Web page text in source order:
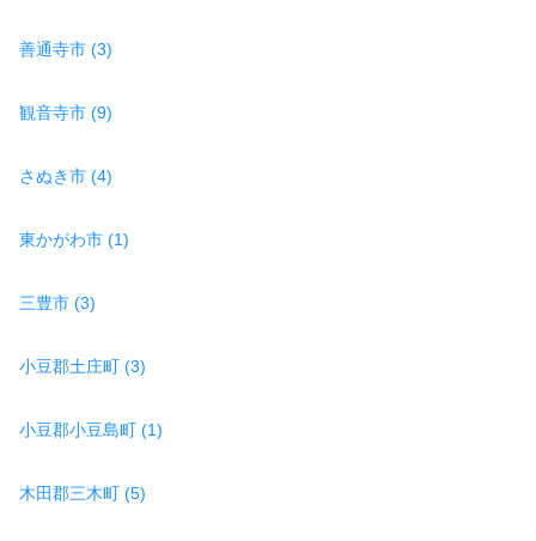
善通寺市 (3)
観音寺市 (9)
さぬき市 (4)
東かがわ市 (1)
三豊市 (3)
小豆郡土庄町 (3)
小豆郡小豆島町 (1)
木田郡三木町 (5)